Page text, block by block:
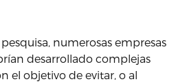
numerosas empresas
desarrollado complejas
el objetivo de evitar, o al